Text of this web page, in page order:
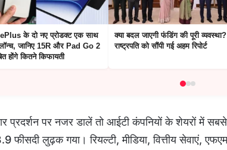
के दो नए प्रोडक्ट एक साथ
जानिए 15R और Pad Go 2
होंगे कितने किफायती
क्या बदल जाएगी फंडिंग की पूरी व्यवस्था?
राष्ट्रपति को सौंपी गई अहम रिपोर्ट
प्रदर्शन पर नजर डालें तो आईटी कंपनियों के शेयरों में सबसे
फीसदी लुढ़क गया। रियल्टी, मीडिया, वित्तीय सेवाएं,